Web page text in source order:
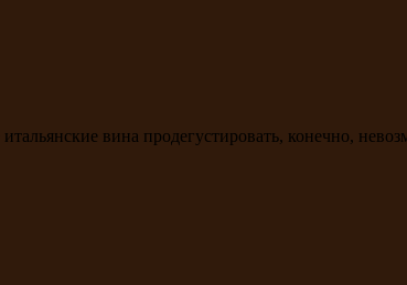
вина продегустировать, конечно,